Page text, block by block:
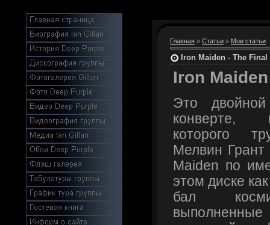
Главная » Статьи » Мои статьи
Iron Maiden - The
Iron
Это
конверте,
которого
Мелвин
Maiden по
этом диске
бал